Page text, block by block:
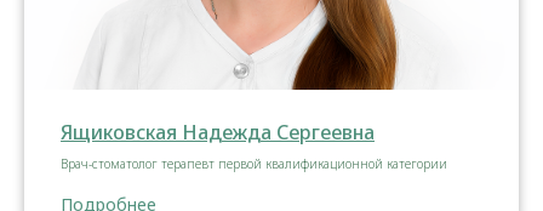
Ящиковская Надежда Сергеевна
Врач-стоматолог терапевт первой квалификационной категории
Подробнее